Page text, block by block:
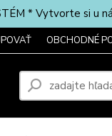
* Vytvorte si u
OBCHODNÉ